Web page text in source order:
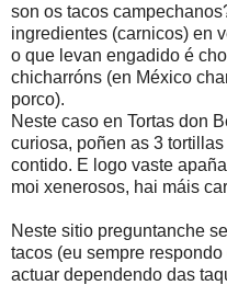
son os tacos
ingredientes (carnicos) en
o que levan engadido é
chicharróns (en México
porco).
Neste caso en Tortas don
curiosa, poñen as 3
contido. E logo vaste
moi xenerosos, hai máis
Neste sitio preguntanche
tacos (eu sempre
actuar dependendo das